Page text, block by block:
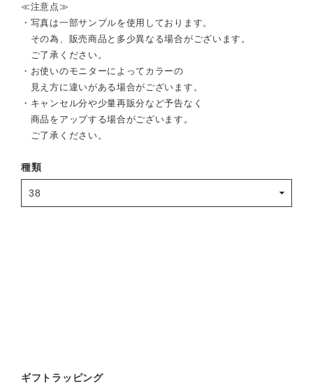
≪注意点≫
・写真は一部サンプルを使用しております。
その為、販売商品と多少異なる場合がございます。
ご了承ください。
・お使いのモニターによってカラーの
見え方に違いがある場合がございます。
・キャンセル分や少量再販分など予告なく
商品をアップする場合がございます。
ご了承ください。
種類
ギフトラッピング